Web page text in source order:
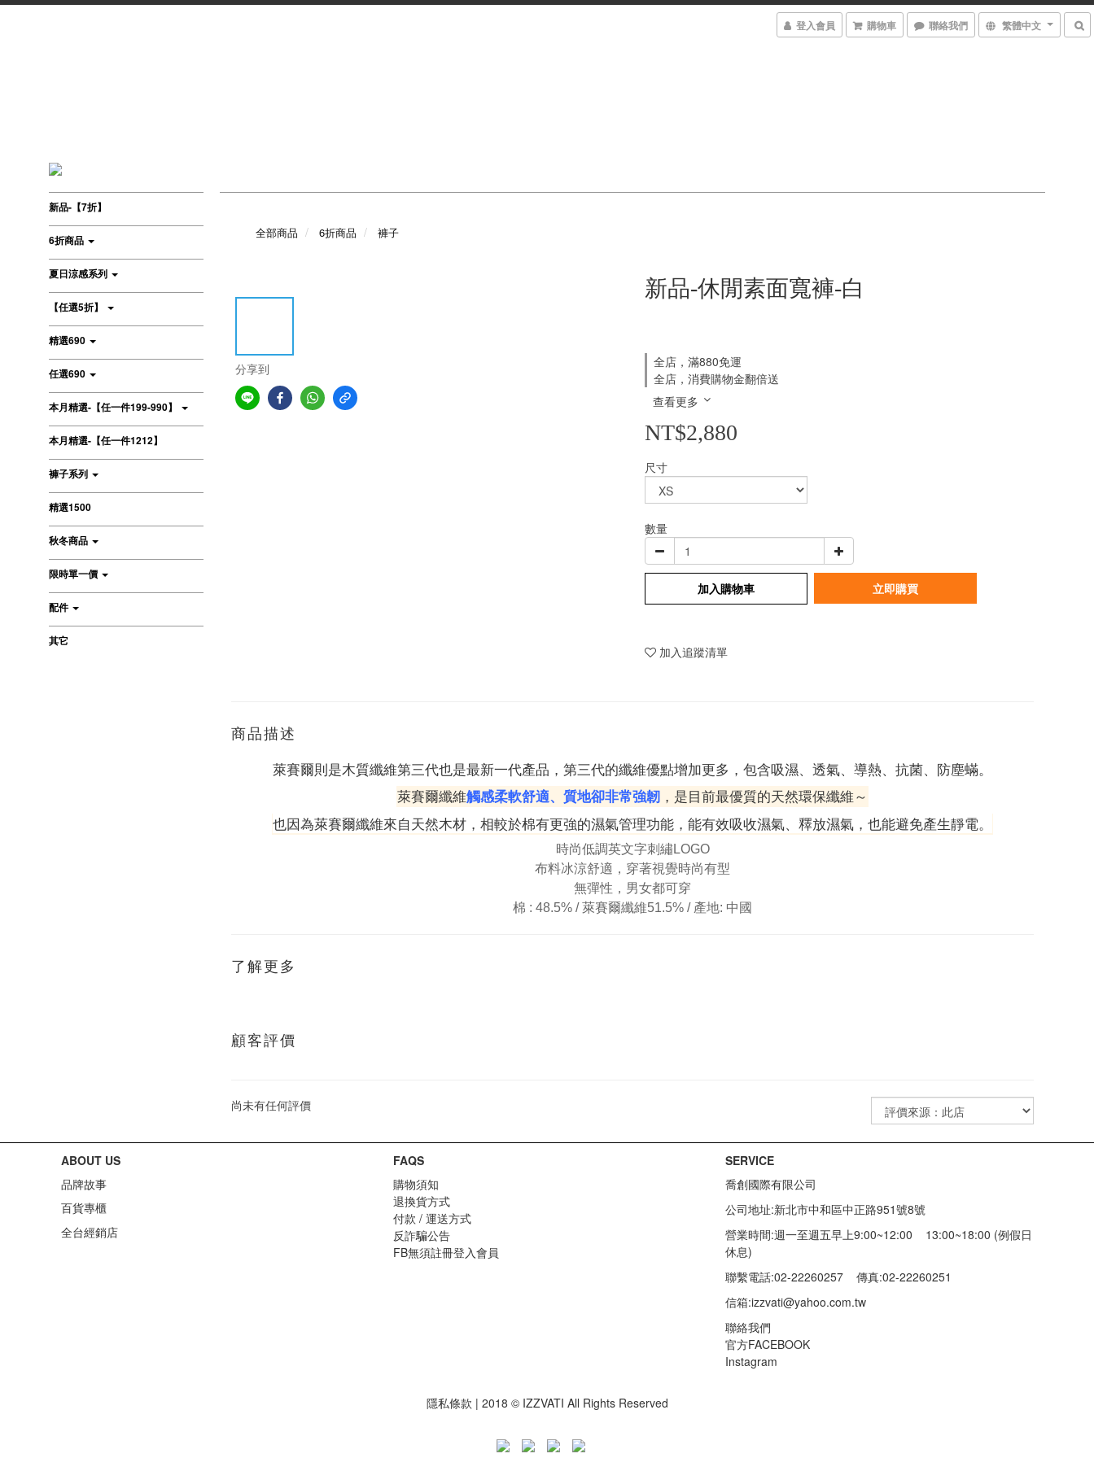
登入會員 購物車 聯絡我們 繁體中文
新品-【7折】
6折商品
夏日涼感系列
【任選5折】
精選690
任選690
本月精選-【任一件199-990】
本月精選-【任一件1212】
褲子系列
精選1500
秋冬商品
限時單一價
配件
其它
全部商品 6折商品 褲子
分享到
新品-休閒素面寬褲-白
全店，滿880免運
全店，消費購物金翻倍送
查看更多
NT$2,880
尺寸
數量
加入購物車 立即購買
加入追蹤清單
商品描述
萊賽爾則是木質纖維第三代也是最新一代產品，第三代的纖維優點增加更多，包含吸濕、透氣、導熱、抗菌、防塵蟎。
萊賽爾纖維觸感柔軟舒適、質地卻非常強韌 ，是目前最優質的天然環保纖維～
也因為萊賽爾纖維來自天然木材，相較於棉有更強的濕氣管理功能，能有效吸收濕氣、釋放濕氣，也能避免產生靜電。
時尚低調英文字刺繡LOGO
布料冰涼舒適， 穿著視覺時尚有型
無彈性，男女都可穿
棉 : 48.5% / 萊賽爾纖維51.5% / 產地: 中國
了解更多
顧客評價
尚未有任何評價
ABOUT US
品牌故事
百貨專櫃
全台經銷店
FAQS
購物須知
退換貨方式
付款 / 運送方式
反詐騙公告
FB無須註冊登入會員
SERVICE
喬創國際有限公司
公司地址:新北市中和區中正路951號8號
營業時間:週一至週五早上9:00~12:00 13:00~18:00 (例假日
休息)
聯繫電話:02-22260257 傳真:02-22260251
信箱:izzvati@yahoo.com.tw
聯絡我們
官方FACEBOOK
Instagram
隱私條款 | 2018 © IZZVATI All Rights Reserved